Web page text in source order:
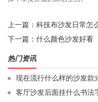
上一篇： 科技布沙发日常怎
下一篇： 什么颜色沙发好看
热门资讯
现在流行什么样的沙发款
客厅沙发后面挂什么书法